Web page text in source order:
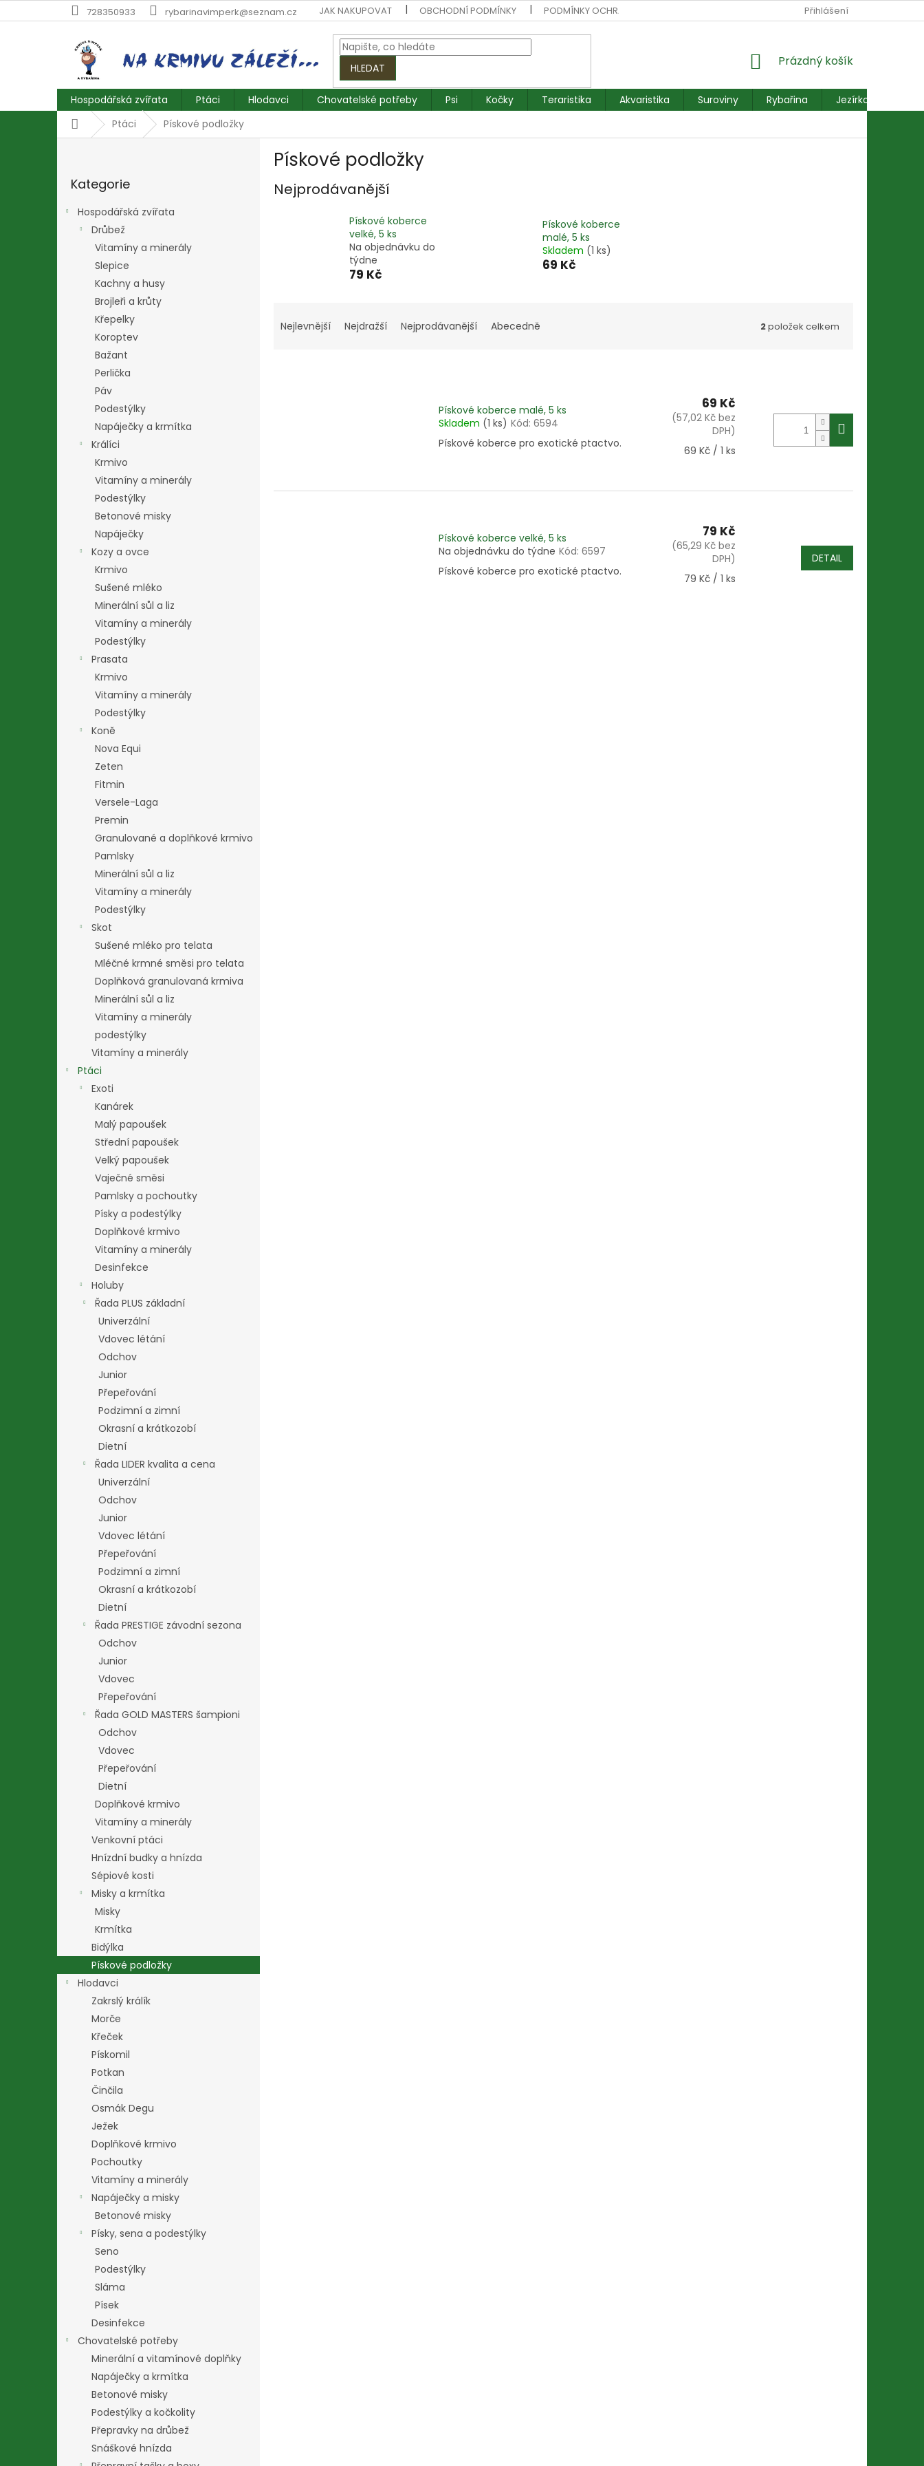
na
728350933 rybarinavimperk@seznam.cz JAK NAKUPOVAT OBCHODNÍ PODMÍNKY PODMÍNKY OCHRANY OSOBNÍCH ÚDAJŮ REKLAMACE FORMULÁŘ
Přihlášení
HLEDAT
NÁKUPNÍ
Prázdný košík
Hospodářská zvířata Ptáci Hlodavci Chovatelské potřeby Psi Kočky Teraristika Akvaristika Suroviny Rybařina
Jezírkové ryby
DomůPtáci Pískové podložky
kategorie
Kategorie
Hospodářská zvířata
Drůbež
Vitamíny a minerály
Slepice
Kachny a husy
Brojleři a krůty
Křepelky
Koroptev
Bažant
Perlička
Páv
Podestýlky
Napáječky a krmítka
Králíci
Krmivo
Vitamíny a minerály
Podestýlky
Betonové misky
Napáječky
Kozy a ovce
Krmivo
Sušené mléko
Minerální sůl a liz
Vitamíny a minerály
Podestýlky
Prasata
Krmivo
Vitamíny a minerály
Podestýlky
Koně
Nova Equi
Zeten
Fitmin
Versele-Laga
Premin
Granulované a doplňkové krmivo
Pamlsky
Minerální sůl a liz
Vitamíny a minerály
Podestýlky
Skot
Sušené mléko pro telata
Mléčné krmné směsi pro telata
Doplňková granulovaná krmiva
Minerální sůl a liz
Vitamíny a minerály
podestýlky
Vitamíny a minerály
Ptáci
Exoti
Kanárek
Malý papoušek
Střední papoušek
Velký papoušek
Vaječné směsi
Pamlsky a pochoutky
Písky a podestýlky
Doplňkové krmivo
Vitamíny a minerály
Desinfekce
Holuby
Řada PLUS základní
Univerzální
Vdovec létání
Odchov
Junior
Přepeřování
Podzimní a zimní
Okrasní a krátkozobí
Dietní
Řada LIDER kvalita a cena
Univerzální
Odchov
Junior
Vdovec létání
Přepeřování
Podzimní a zimní
Okrasní a krátkozobí
Dietní
Řada PRESTIGE závodní sezona
Odchov
Junior
Vdovec
Přepeřování
Řada GOLD MASTERS šampioni
Odchov
Vdovec
Přepeřování
Dietní
Doplňkové krmivo
Vitamíny a minerály
Venkovní ptáci
Hnízdní budky a hnízda
Sépiové kosti
Misky a krmítka
Misky
Krmítka
Bidýlka
Pískové podložky
Hlodavci
Zakrslý králík
Morče
Křeček
Pískomil
Potkan
Činčila
Osmák Degu
Ježek
Doplňkové krmivo
Pochoutky
Vitamíny a minerály
Napáječky a misky
Betonové misky
Písky, sena a podestýlky
Seno
Podestýlky
Sláma
Písek
Desinfekce
Chovatelské potřeby
Minerální a vitamínové doplňky
Napáječky a krmítka
Betonové misky
Podestýlky a kočkolity
Přepravky na drůbež
Snáškové hnízda
Pískové podložky
Nejprodávanější
Pískové koberce
velké, 5 ks
Na objednávku do
týdne
79 Kč
Pískové koberce
malé, 5 ks
Skladem (1 ks)
69 Kč
a
t
Nejlevnější Nejdražší Nejprodávanější Abecedně 2položek celkem
d
Pískové koberce malé, 5 ks
Skladem (1 ks) Kód: 6594
Pískové koberce pro exotické ptactvo.
69 Kč
(57,02 Kč bez
DPH)
Měrná
69 Kč / 1 ks
Pískové koberce velké, 5 ks
Na objednávku do týdne Kód: 6597
Pískové koberce pro exotické ptactvo.
79 Kč
(65,29 Kč bez
DPH)
Měrná
79 Kč / 1 ks
DETAIL